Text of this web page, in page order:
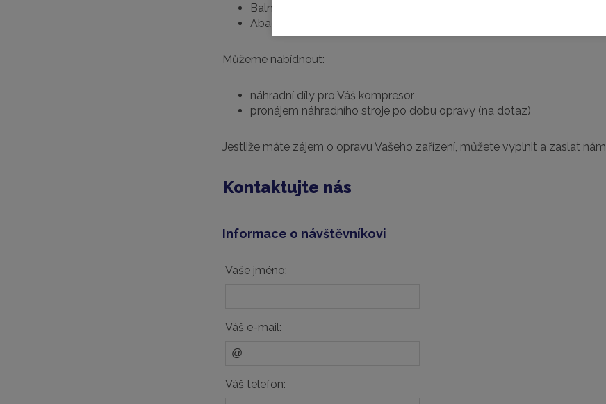
Balma
Abac Boge a mnoho jiných
Můžeme nabídnout:
náhradní díly pro Váš kompresor
pronájem náhradního stroje po dobu opravy (na dotaz)
Jestliže máte zájem o opravu Vašeho zařízení, můžete vyplnit a zaslat nám
Kontaktujte nás
Informace o návštěvníkovi
Vaše jméno:
Váš e-mail:
Váš telefon: